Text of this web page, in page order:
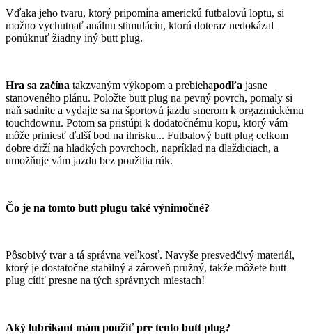
Vďaka jeho tvaru, ktorý pripomína americkú futbalovú loptu, si
možno vychutnať análnu stimuláciu, ktorú doteraz nedokázal
ponúknuť žiadny iný butt plug.
Hra sa začína takzvaným výkopom a prebiehapodľa jasne
stanoveného plánu. Položte butt plug na pevný povrch, pomaly si
naň sadnite a vydajte sa na športovú jazdu smerom k orgazmickému
touchdownu. Potom sa pristúpi k dodatočnému kopu, ktorý vám
môže priniesť ďalší bod na ihrisku... Futbalový butt plug celkom
dobre drží na hladkých povrchoch, napríklad na dlaždiciach, a
umožňuje vám jazdu bez použitia rúk.
Čo je na tomto butt plugu také výnimočné?
Pôsobivý tvar a tá správna veľkosť. Navyše presvedčivý materiál,
ktorý je dostatočne stabilný a zároveň pružný, takže môžete butt
plug cítiť presne na tých správnych miestach!
Aký lubrikant mám použiť pre tento butt plug?